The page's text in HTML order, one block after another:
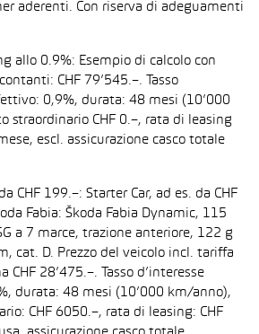
aderenti. Con riserva di adeguamenti
allo 0.9%: Esempio di calcolo con
CHF 79’545.–. Tasso
0,9%, durata: 48 mesi (10’000
straordinario CHF 0.–, rata di leasing
escl. assicurazione casco totale
CHF 199.–: Starter Car, ad es. da CHF
Fabia: Škoda Fabia Dynamic, 115
a 7 marce, trazione anteriore, 122 g
cat. D. Prezzo del veicolo incl. tariffa
28’475.–. Tasso d’interesse
durata: 48 mesi (10’000 km/anno),
CHF 6050.–, rata di leasing: CHF